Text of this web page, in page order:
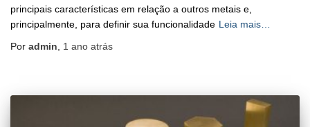
principais características em relação a outros metais e,
principalmente, para definir sua funcionalidade Leia mais…
Por admin 1 ano atrás